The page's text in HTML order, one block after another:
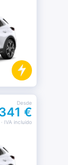
Desde
€
IVA incluido